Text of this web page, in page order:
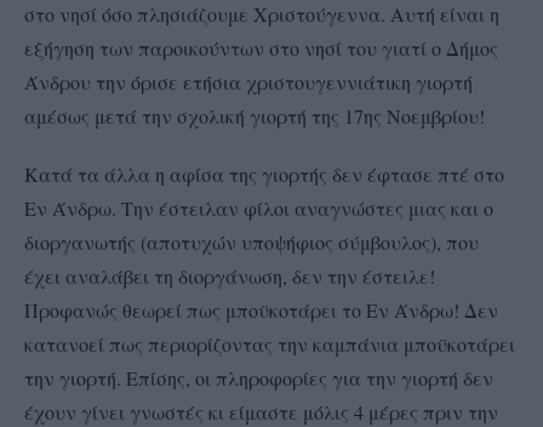
στο νησί όσο πλησιάζουμε Χριστούγεννα. Αυτή είναι η
εξήγηση των παροικούντων στο νησί του γιατί ο Δήμος
Άνδρου την όρισε ετήσια χριστουγεννιάτικη γιορτή
αμέσως μετά την σχολική γιορτή της 17ης Νοεμβρίου!
Κατά τα άλλα η αφίσα της γιορτής δεν έφτασε πτέ στο
Εν Άνδρω. Την έστειλαν φίλοι αναγνώστες μιας και ο
διοργανωτής (αποτυχών υποψήφιος σύμβουλος), που
έχει αναλάβει τη διοργάνωση, δεν την έστειλε!
Προφανώς θεωρεί πως μποϋκοτάρει το Εν Άνδρω! Δεν
κατανοεί πως περιορίζοντας την καμπάνια μποϋκοτάρει
την γιορτή. Επίσης, οι πληροφορίες για την γιορτή δεν
έχουν γίνει γνωστές κι είμαστε μόλις 4 μέρες πριν την